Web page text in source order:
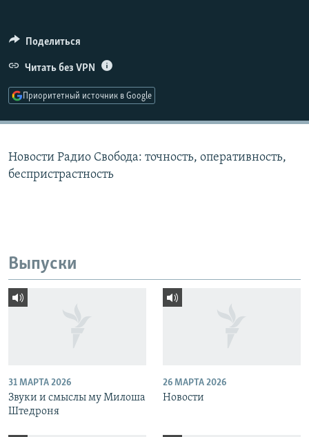
ПОДПИШИТЕСЬ НА РАССЫЛКУ
СОЦИАЛЬНЫЕ СЕТИ
Поделиться
Читать без VPN
Приоритетный источник в Google
Новости Радио Свобода: точность, оперативность,
беспристрастность
Выпуски
31 МАРТА 2026
Звуки и смыслы му Милоша
Штедроня
26 МАРТА 2026
Новости